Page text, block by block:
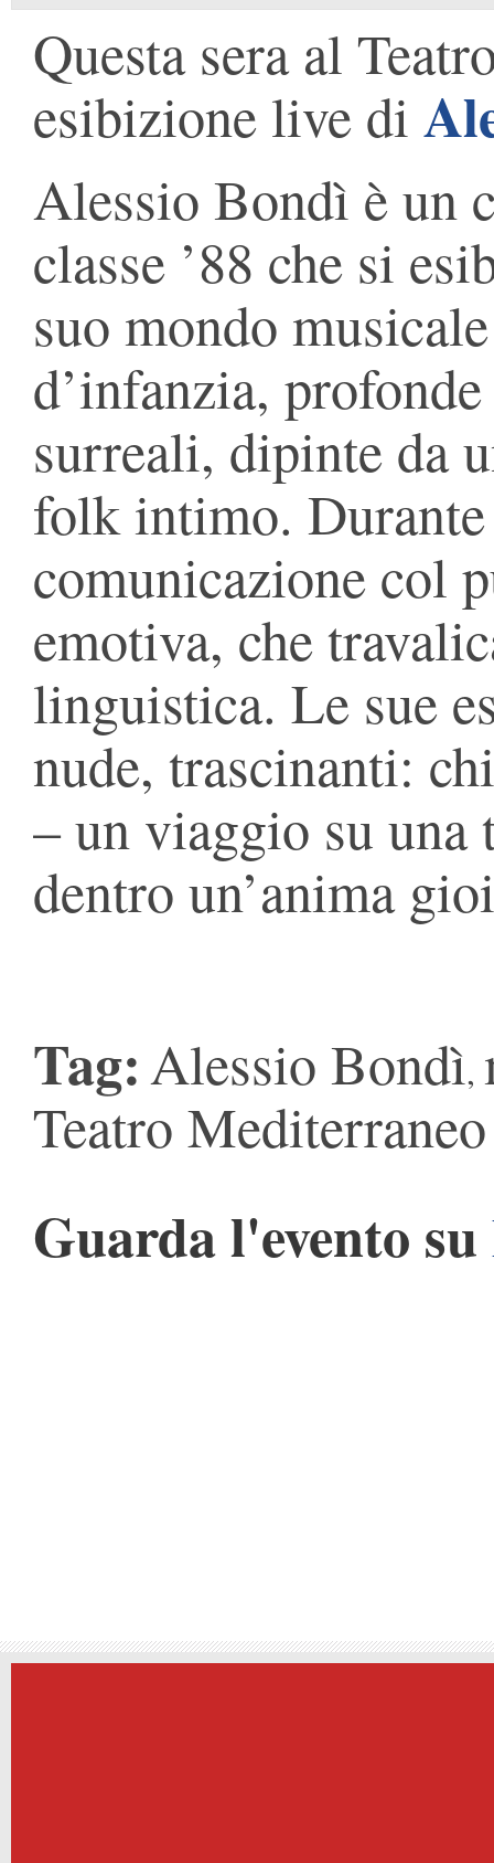
Questa sera al
esibizione live di
Alessio Bondì è un
classe ’88 che si
suo mondo
d’infanzia,
surreali, dipinte da
folk intimo.
comunicazione col
emotiva, che
linguistica. Le sue
nude, trascinanti:
– un viaggio su
dentro un’anima
Tag:Alessio Bondì,
Teatro
Guarda l'evento su